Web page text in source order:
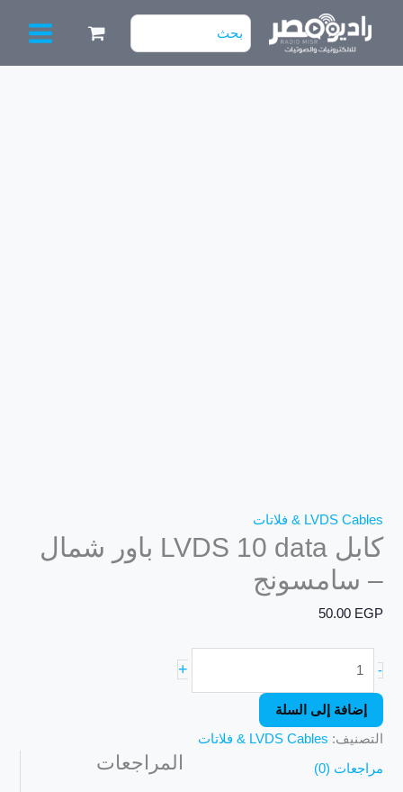
البحث
عن:
LVDS Cables & فلاتات
كابل LVDS 10 data باور شمال
– سامسونج
50.00 EGP
-
+
إضافة إلى السلة
التصنيف: LVDS Cables & فلاتات
مراجعات (0) المراجعات